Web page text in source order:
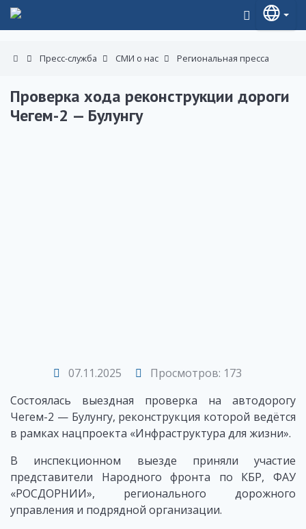
Пресс-служба СМИ о нас Региональная пресса
Проверка хода реконструкции дороги
Чегем-2 — Булунгу
07.11.2025
Просмотров: 173
Состоялась выездная проверка на автодорогу
Чегем-2 — Булунгу, реконструкция которой ведётся
в рамках нацпроекта «Инфраструктура для жизни».
В инспекционном выезде приняли участие
представители Народного фронта по КБР, ФАУ
«РОСДОРНИИ», регионального дорожного
управления и подрядной организации.